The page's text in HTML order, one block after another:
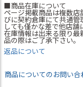
■商品在庫について
ページ掲載商品は複数
びに契約倉庫にて共通
しても僅かな差で他店舗
在庫情報は出来る限り
品の際はご了承下さい。
返品について
商品についてのお問い合